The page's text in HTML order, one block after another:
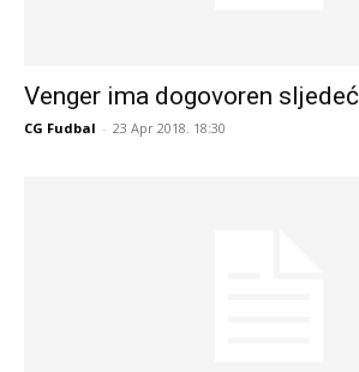
Venger ima dogovoren
CG Fudbal - 23 Apr 2018. 18:30